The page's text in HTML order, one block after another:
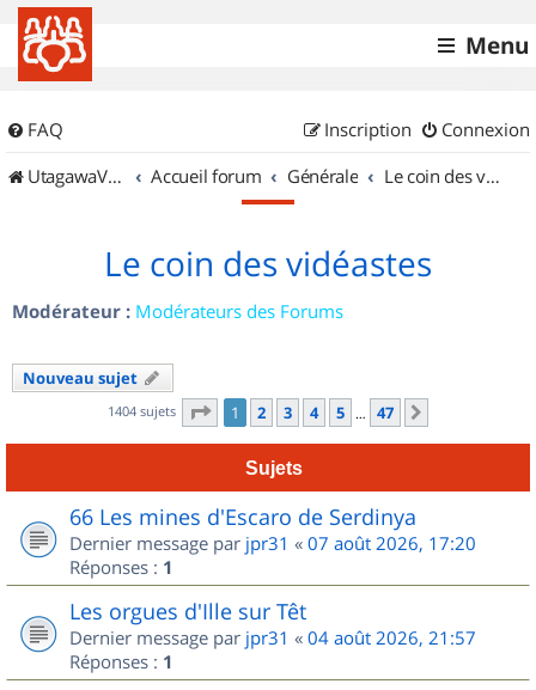
Menu
FAQ Connexion
Inscription
UtagawaVTT (Randos VTT et VTTAE avec traces GPS)
Accueil forum Générale Le coin des vidéastes
Le coin des vidéastes
Modérateur : Modérateurs des Forums
Nouveau sujet
1404 sujets Page 1sur
1 2 3 4 5 … 47
Sujets
66 Les mines d'Escaro de Serdinya
Dernier message par jpr31 « 07 août 2026, 17:20
Réponses : 1
Les orgues d'Ille sur Têt
Dernier message par jpr31 « 04 août 2026, 21:57
Réponses : 1